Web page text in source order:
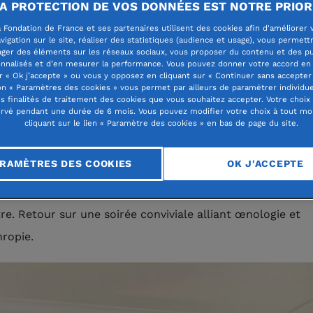
dite « Loi Macron » a instauré une
à la profession de notaire, grâce
près de 1 500 jeunes diplômés
la France ont été à ce jour nommés. En
on en dénombre 55.
de France Sud-Ouest, en partenariat avec la
des Notaires de Gironde et le Conseil Régional
Retour sur une soirée conviviale alliant œnologie et
PROTECTION DE VOS DONNÉES EST NOTRE
Fondation de France et ses partenaires utilisent des cookies afin d'améliorer
sur le site, réaliser des statistiques (audience et usage), vous
des éléments sur les réseaux sociaux, vous proposer du contenu et des
et d’en mesurer la performance. Vous pouvez donner votre accord
« Ok j’accepte » ou vous y opposez en cliquant sur « Continuer sans accepter
« Paramètres des cookies » vous permet par ailleurs de paramétrer
finalités de traitement des cookies que vous souhaitez accepter. Votre choix
pendant une durée de 6 mois. Vous pouvez modifier votre choix à tout
cliquant sur le lien « Paramètre des cookies » en bas de page du site.
DES COOKIES OK J'ACCEPTE